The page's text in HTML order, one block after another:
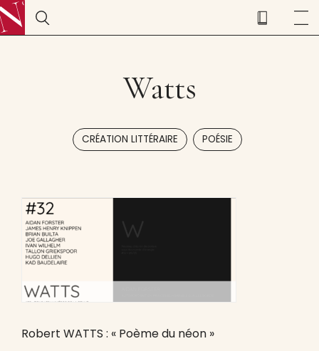
Watts
CRÉATION LITTÉRAIRE , POÉSIE
Robert WATTS : « Poème du néon »